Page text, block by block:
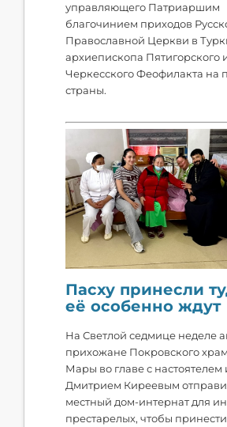
управляющего Патриаршим
благочинием приходов
Православной Церкви в
архиепископа Пятигорского
Черкесского Феофилакта на
страны.
Пасху принесли
её особенно ждут
На Светлой седмице неделе
прихожане Покровского
Мары во главе с настоятелем
Дмитрием Киреевым
местный дом-интернат для
престарелых, чтобы